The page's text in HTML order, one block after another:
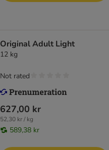
Original Adult Light
12 kg
627,00 kr
52,30 kr / kg
589,38 kr
Not rated